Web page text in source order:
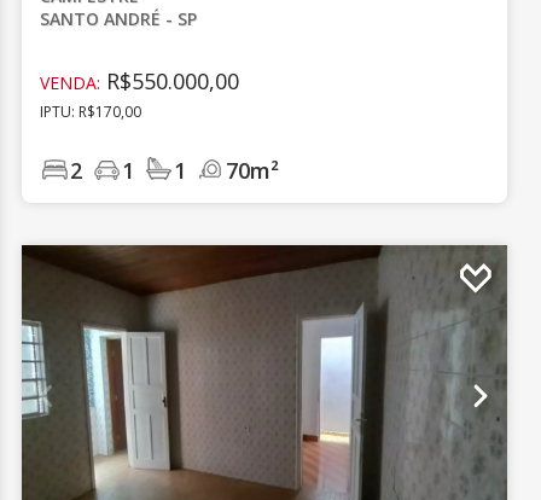
SANTO ANDRÉ - SP
VENDA: R$550.000,00
IPTU: R$170,00
2 1 1 70m²